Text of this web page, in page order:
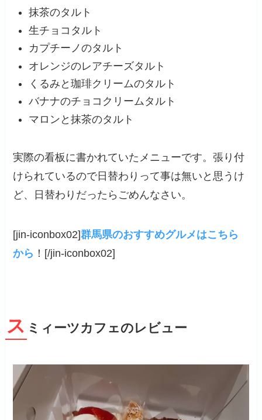
抹茶のタルト
生チョコタルト
カプチーノのタルト
オレンジのレアチーズタルト
くるみと珈琲クリームのタルト
バナナのチョコクリームタルト
マロンと抹茶のタルト
実際の看板に書かれていたメニューです。張り付
けられているので日替わりって事は無いと思うけ
ど、日替わりだったらごめんなさい。
[jin-iconbox02]群馬県のおすすめグルメはこちら
から ！[/jin-iconbox02]
ス ミィーツカフェのレビュー